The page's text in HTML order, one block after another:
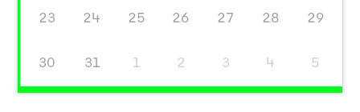
23 24 25 26 27 28 29
30 31 1 2 3 4 5